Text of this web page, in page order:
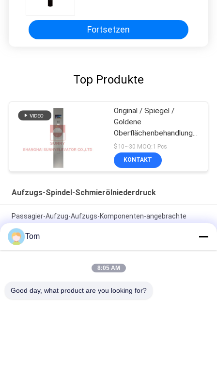
Fortsetzen
Top Produkte
Original / Spiegel /
Goldene
Oberflächenbehandlung
für Fahrgastlift COP
$10~30 MOQ:1 Pcs
KONTAKT
Aufzugs-Spindel-Schmierölniederdruck
Passagier-Aufzug-Aufzugs-Komponenten-angebrachte
eingebettete Oberflächenfestlegung
Fahrstuhl-Lantern Cop Lop Graue Farbe AEC339 für
AEC335
Tom
8:05 AM
Good day, what product are you looking for?